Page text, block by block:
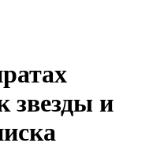
звезды и